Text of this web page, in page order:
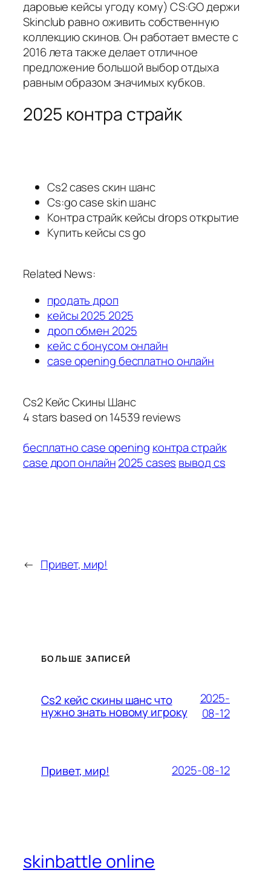
даровые кейсы угоду кому) CS:GO держи
Skinclub равно оживить собственную
коллекцию скинов. Он работает вместе с
2016 лета также делает отличное
предложение большой выбор отдыха
равным образом значимых кубков.
2025 контра страйк
Cs2 cases скин шанс
Cs:go case skin шанс
Контра страйк кейсы drops открытие
Купить кейсы cs go
Related News:
продать дроп
кейсы 2025 2025
дроп обмен 2025
кейс с бонусом онлайн
case opening бесплатно онлайн
Cs2 Кейс Скины Шанс
4 stars based on14539reviews
бесплатно case opening контра страйк
case дроп онлайн2025 cases вывод cs
← Привет, мир!
БОЛЬШЕ ЗАПИСЕЙ
Cs2 кейс скины шанс что
нужно знать новому игроку
2025-
08-12
Привет, мир! 2025-08-12
skinbattle online